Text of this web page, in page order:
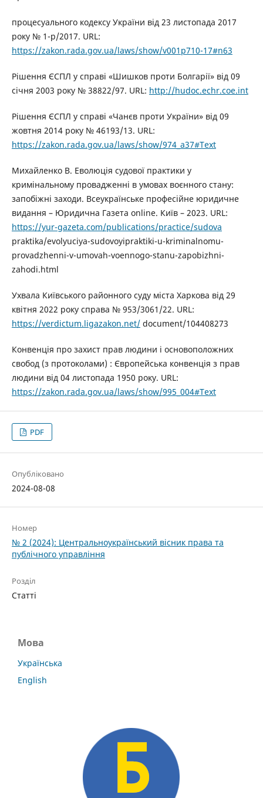
процесуального кодексу України від 23 листопада 2017
року № 1-р/2017. URL:
https://zakon.rada.gov.ua/laws/show/v001p710-17#n63
Рішення ЄСПЛ у справі «Шишков проти Болгарії» від 09
січня 2003 року № 38822/97. URL: http://hudoc.echr.coe.int
Рішення ЄСПЛ у справі «Чанєв проти України» від 09
жовтня 2014 року № 46193/13. URL:
https://zakon.rada.gov.ua/laws/show/974_a37#Text
Михайленко В. Еволюція судової практики у
кримінальному провадженні в умовах воєнного стану:
запобіжні заходи. Всеукраїнське професійне юридичне
видання – Юридична Газета online. Київ – 2023. URL:
https://yur-gazeta.com/publications/practice/sudova
praktika/evolyuciya-sudovoyipraktiki-u-kriminalnomu-
provadzhenni-v-umovah-voennogo-stanu-zapobizhni-
zahodi.html
Ухвала Київського районного суду міста Харкова від 29
квітня 2022 року справа № 953/3061/22. URL:
https://verdictum.ligazakon.net/document/104408273
Конвенція про захист прав людини і основоположних
свобод (з протоколами) : Європейська конвенція з прав
людини від 04 листопада 1950 року. URL:
https://zakon.rada.gov.ua/laws/show/995_004#Text
PDF
Опубліковано
2024-08-08
Номер
№ 2 (2024): Центральноукраїнський вісник права та
публічного управління
Розділ
Статті
Мова
Українська
English